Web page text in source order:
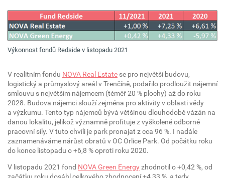
Výkonnost fondů Redside v listopadu 2021
V realitním fondu NOVA Real Estate se pro největší budovu,
logistický a průmyslový areál v Trenčíně, podařilo prodloužit nájemní
smlouvu s největším nájemcem (téměř 20 % plochy) až do roku
2028. Budova nájemci slouží zejména pro aktivity v oblasti vědy
a výzkumu. Tento typ nájemců bývá většinou dlouhodobě vázán na
danou lokalitu, jelikož významně profituje z vyškolené odborné
pracovní síly. V tuto chvíli je park pronajat z cca 96 %. I nadále
zaznamenáváme nárůst obratů v OC Orlice Park. Od počátku roku
do konce listopadu o +6,8 % oproti roku 2020.
V listopadu 2021 fond NOVA Green Energyzhodnotil o +0,42 %, od